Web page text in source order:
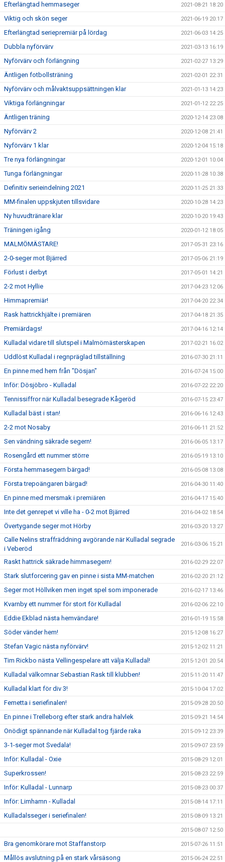
Efterlängtad hemmaseger 2021-08-21 18:20
Viktig och skön seger 2021-06-19 20:17
Efterlängtad seriepremiär på lördag 2021-06-03 14:25
Dubbla nyförvärv 2021-03-13 16:19
Nyförvärv och förlängning 2021-02-27 13:29
Äntligen fotbollsträning 2021-02-01 22:31
Nyförvärv och målvaktsuppsättningen klar 2021-01-13 14:23
Viktiga förlängningar 2021-01-12 22:25
Äntligen träning 2020-12-14 23:08
Nyförvärv 2 2020-12-08 21:41
Nyförvärv 1 klar 2020-12-04 15:18
Tre nya förlängningar 2020-12-01 10:04
Tunga förlängningar 2020-11-28 10:38
Definitiv serieindelning 2021 2020-11-25 21:33
MM-finalen uppskjuten tillsvidare 2020-10-28 14:23
Ny huvudtränare klar 2020-10-20 19:43
Träningen igång 2020-01-12 18:05
MALMÖMÄSTARE! 2017-05-31 23:16
2-0-seger mot Bjärred 2017-05-06 21:19
Förlust i derbyt 2017-05-01 14:21
2-2 mot Hyllie 2017-04-23 12:06
Himmapremiär! 2017-04-20 22:34
Rask hattrickhjälte i premiären 2017-04-18 21:35
Premiärdags! 2017-04-16 12:14
Kulladal vidare till slutspel i Malmömästerskapen 2017-02-21 16:02
Uddlöst Kulladal i regnpräglad tillställning 2016-07-30 21:11
En pinne med hem från "Dösjan" 2016-07-24 15:00
Inför: Dösjöbro - Kulladal 2016-07-22 22:20
Tennissiffror när Kulladal besegrade Kågeröd 2016-07-15 23:47
Kulladal bäst i stan! 2016-06-16 12:43
2-2 mot Nosaby 2016-06-11 21:52
Sen vändning säkrade segern! 2016-06-05 13:17
Rosengård ett nummer större 2016-05-19 13:10
Första hemmasegern bärgad! 2016-05-08 13:08
Första trepoängaren bärgad! 2016-04-30 11:40
En pinne med mersmak i premiären 2016-04-17 15:40
Inte det genrepet vi ville ha - 0-2 mot Bjärred 2016-04-02 18:54
Övertygande seger mot Hörby 2016-03-20 13:27
Calle Nelins straffräddning avgörande när Kulladal segrade
i Veberöd
2016-03-06 15:21
Raskt hattrick säkrade himmasegern! 2016-02-29 22:07
Stark slutforcering gav en pinne i sista MM-matchen 2016-02-20 21:12
Seger mot Höllviken men inget spel som imponerade 2016-02-17 13:46
Kvarnby ett nummer för stort för Kulladal 2016-02-06 22:10
Eddie Ekblad nästa hemvändare! 2016-01-19 15:58
Söder vänder hem! 2015-12-08 16:27
Stefan Vagic nästa nyförvärv! 2015-12-02 11:21
Tim Rickbo nästa Vellingespelare att välja Kulladal! 2015-12-01 20:54
Kulladal välkomnar Sebastian Rask till klubben! 2015-11-20 11:47
Kulladal klart för div 3! 2015-10-04 17:02
Femetta i seriefinalen! 2015-09-28 20:50
En pinne i Trelleborg efter stark andra halvlek 2015-09-21 14:54
Onödigt spännande när Kulladal tog fjärde raka 2015-09-12 23:39
3-1-seger mot Svedala! 2015-09-07 23:59
Inför: Kulladal - Oxie 2015-08-29 12:01
Superkrossen! 2015-08-23 22:59
Inför: Kulladal - Lunnarp 2015-08-23 00:37
Inför: Limhamn - Kulladal 2015-08-14 17:11
Kulladalsseger i seriefinalen! 2015-08-09 13:21
2015-08-07 12:50
Bra genomkörare mot Staffanstorp 2015-07-26 11:51
Mållös avslutning på en stark vårsäsong 2015-06-24 22:51